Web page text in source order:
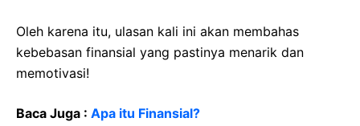
Oleh karena itu, ulasan kali ini akan membahas
kebebasan finansial yang pastinya menarik dan
memotivasi!
Baca Juga : Apa itu Finansial?